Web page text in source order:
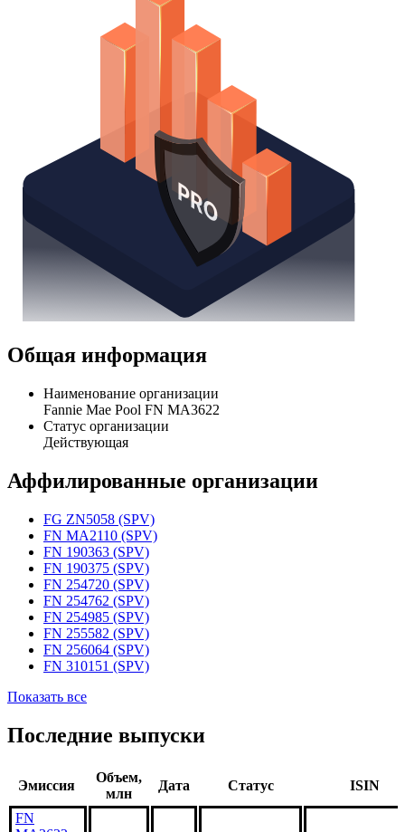
Общая информация
Наименование организации
Fannie Mae Pool FN MA3622
Статус организации
Действующая
Аффилированные организации
FG ZN5058 (SPV)
FN MA2110 (SPV)
FN 190363 (SPV)
FN 190375 (SPV)
FN 254720 (SPV)
FN 254762 (SPV)
FN 254985 (SPV)
FN 255582 (SPV)
FN 256064 (SPV)
FN 310151 (SPV)
Показать все
Последние выпуски
Эмиссия
Объем,
млн
Дата Статус ISIN
FN